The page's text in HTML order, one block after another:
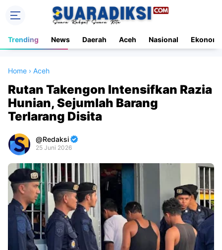
Trending News Daerah Aceh Nasional Ekonomi
Home › Aceh
Rutan Takengon Intensifkan Razia
Hunian, Sejumlah Barang
Terlarang Disita
Redaksi
25 Juni 2026
Premium
By
Raushan
Design
With
Shroff
Templates